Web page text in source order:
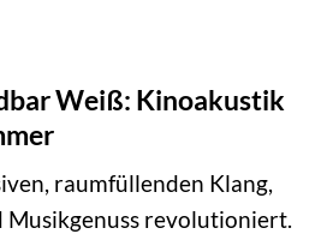
Weiß: Kinoakustik
raumfüllenden Klang,
revolutioniert.